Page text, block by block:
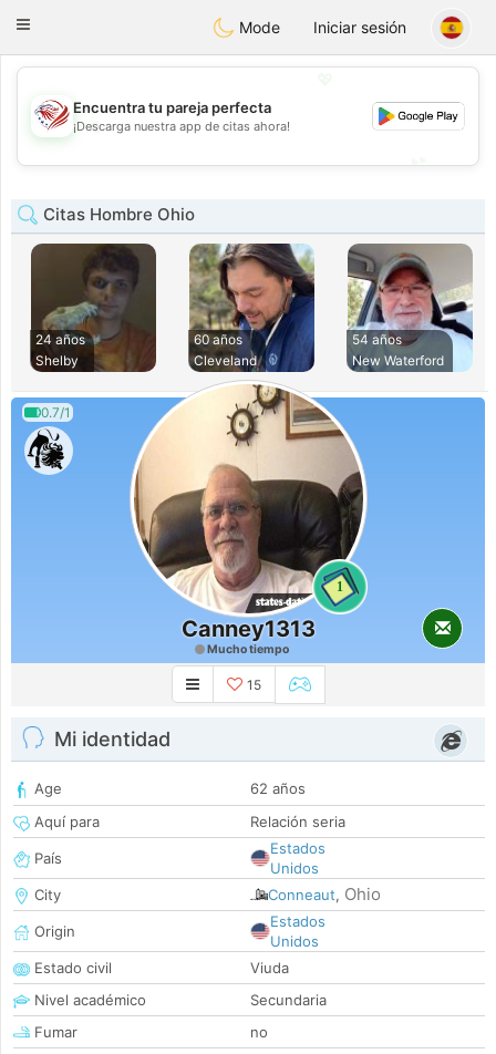
StatesDating
Toggle
Mode Iniciar sesión
💖
💕
Encuentra tu pareja perfecta
¡Descarga nuestra app de citas ahora!
Citas Hombre Ohio
24 años
Shelby
60 años
Cleveland
54 años
New Waterford
0.7/1
1
Canney1313
Mucho tiempo
15
Mi identidad
Age
62 años
Aquí para
Relación seria
País
Estados
Unidos
City
Conneaut, Ohio
Origin
Estados
Unidos
Estado civil
Viuda
Nivel académico
Secundaria
Fumar
no